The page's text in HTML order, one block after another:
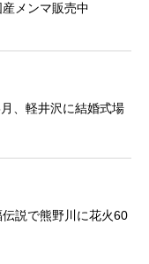
メンマ販売中
、軽井沢に結婚式場
説で熊野川に花火60